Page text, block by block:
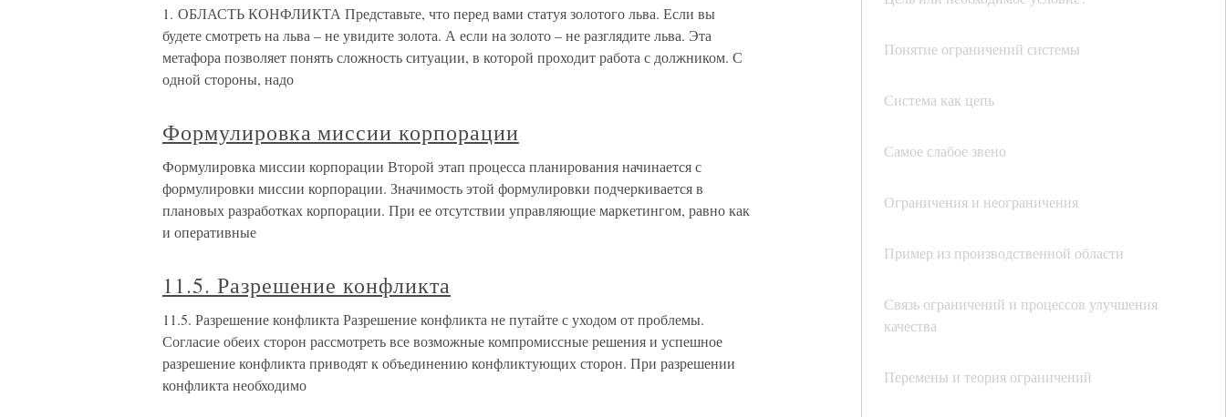
Понятие ограничений системы
Система как цепь
Самое слабое звено
Ограничения и неограничения
Пример из производственной области
Связь ограничений и процессов улучшения
качества
Перемены и теория ограничений
1. ОБЛАСТЬ КОНФЛИКТА Представьте, что перед вами статуя золотого льва. Если вы
будете смотреть на льва – не увидите золота. А если на золото – не разглядите льва. Эта
метафора позволяет понять сложность ситуации, в которой проходит работа с должником. С
одной стороны, надо
Формулировка миссии корпорации
Формулировка миссии корпорации Второй этап процесса планирования начинается с
формулировки миссии корпорации. Значимость этой формулировки подчеркивается в
плановых разработках корпорации. При ее отсутствии управляющие маркетингом, равно как
и оперативные
11.5. Разрешение конфликта
11.5. Разрешение конфликта Разрешение конфликта не путайте с уходом от проблемы.
Согласие обеих сторон рассмотреть все возможные компромиссные решения и успешное
разрешение конфликта приводят к объединению конфликтующих сторон. При разрешении
конфликта необходимо